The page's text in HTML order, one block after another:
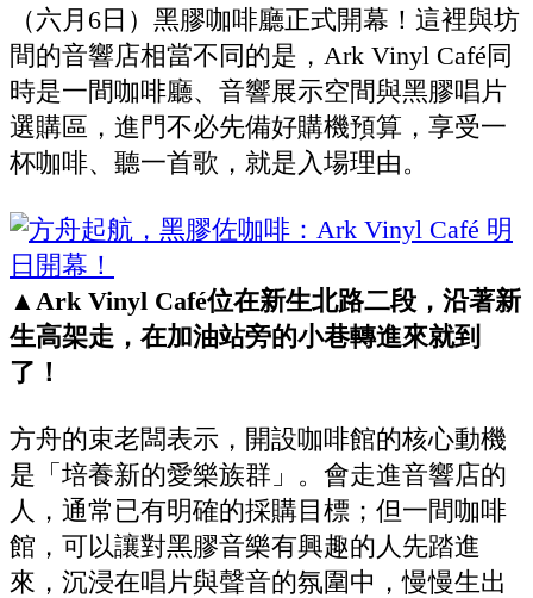
（六月6日）黑膠咖啡廳正式開幕！這裡與坊
間的音響店相當不同的是，Ark Vinyl Café同
時是一間咖啡廳、音響展示空間與黑膠唱片
選購區，進門不必先備好購機預算，享受一
杯咖啡、聽一首歌，就是入場理由。
▲Ark Vinyl Café位在新生北路二段，沿著新
生高架走，在加油站旁的小巷轉進來就到
了！
方舟的束老闆表示，開設咖啡館的核心動機
是「培養新的愛樂族群」。會走進音響店的
人，通常已有明確的採購目標；但一間咖啡
館，可以讓對黑膠音樂有興趣的人先踏進
來，沉浸在唱片與聲音的氛圍中，慢慢生出